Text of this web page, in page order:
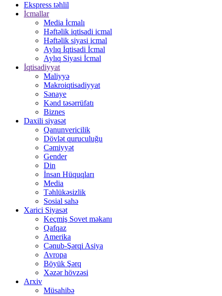
Ekspress təhlil
İcmallar
Media İcmalı
Həftəlik iqtisadi icmal
Həftəlik siyasi icmal
Aylıq İqtisadi İcmal
Aylıq Siyasi İcmal
İqtisadiyyat
Maliyyə
Makroiqtisadiyyat
Sənaye
Kənd təsərrüfatı
Biznes
Daxili siyasət
Qanunvericilik
Dövlət quruculuğu
Cəmiyyət
Gender
Din
İnsan Hüquqları
Media
Təhlükəsizlik
Sosial sahə
Xarici Siyasət
Keçmiş Sovet məkanı
Qafqaz
Amerika
Cənub-Şərqi Asiya
Avropa
Böyük Şərq
Xəzər hövzəsi
Arxiv
Müsahibə